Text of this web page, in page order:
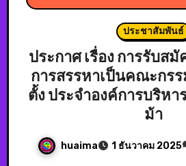
ประชาสัมพันธ์
ประกาศ เรื่อง การรับส
การสรรหาเป็นคณะกรร
ตั้ง ประจำองค์การบริห
ม้า
huaima 1 ธันวาคม 2025